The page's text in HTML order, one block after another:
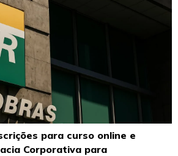
para curso online e
Corporativa para